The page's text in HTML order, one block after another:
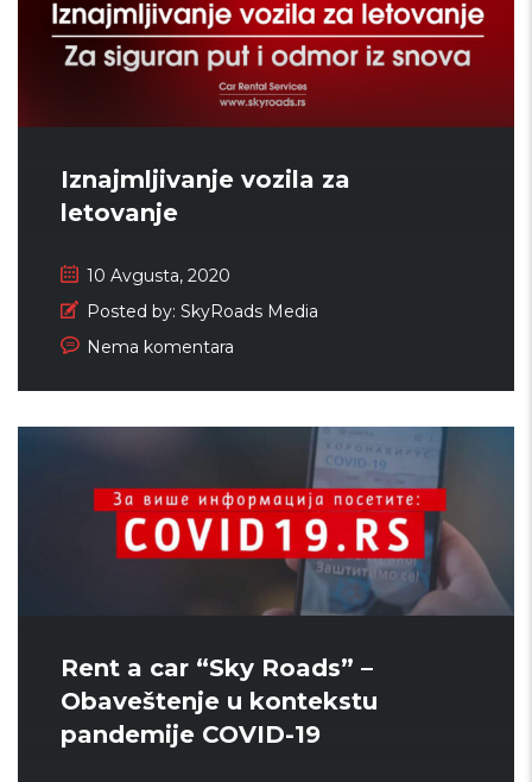
Iznajmljivanje vozila za
letovanje
10 Avgusta, 2020
Posted by: SkyRoads Media
Nema komentara
Rent a car “Sky Roads” –
Obaveštenje u kontekstu
pandemije COVID-19